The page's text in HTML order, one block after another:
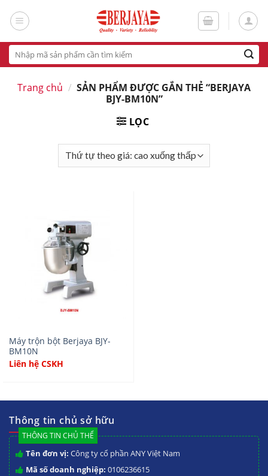
Tìm
kiếm:
Trang chủ / SẢN PHẨM ĐƯỢC GẮN THẺ “BERJAYA
BJY-BM10N”
LỌC
Máy trộn bột Berjaya BJY-
BM10N
Liên hệ CSKH
Thông tin chủ sở hữu
THÔNG TIN CHỦ THỂ
Tên đơn vị: Công ty cổ phần ANY Việt Nam
Mã số doanh nghiệp: 0106236615